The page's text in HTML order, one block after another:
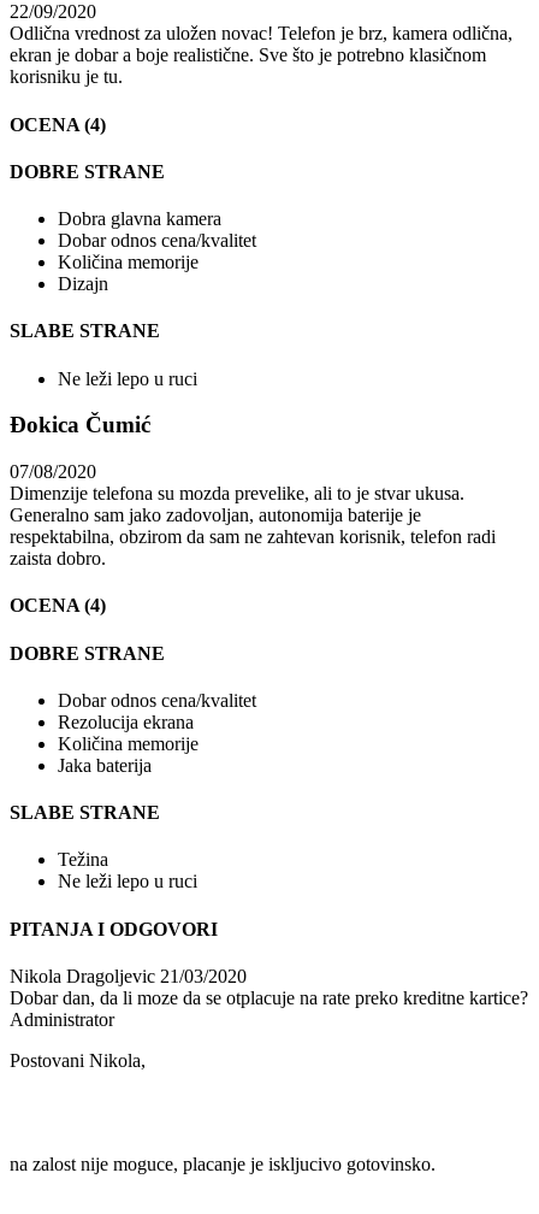
22/09/2020
Odlična vrednost za uložen novac! Telefon je brz, kamera odlična,
ekran je dobar a boje realistične. Sve što je potrebno klasičnom
korisniku je tu.
OCENA (4)
DOBRE STRANE
Dobra glavna kamera
Dobar odnos cena/kvalitet
Količina memorije
Dizajn
SLABE STRANE
Ne leži lepo u ruci
Đokica Čumić
07/08/2020
Dimenzije telefona su mozda prevelike, ali to je stvar ukusa.
Generalno sam jako zadovoljan, autonomija baterije je
respektabilna, obzirom da sam ne zahtevan korisnik, telefon radi
zaista dobro.
OCENA (4)
DOBRE STRANE
Dobar odnos cena/kvalitet
Rezolucija ekrana
Količina memorije
Jaka baterija
SLABE STRANE
Težina
Ne leži lepo u ruci
PITANJA I ODGOVORI
Nikola Dragoljevic 21/03/2020
Dobar dan, da li moze da se otplacuje na rate preko kreditne kartice?
Administrator
Postovani Nikola,
na zalost nije moguce, placanje je iskljucivo gotovinsko.